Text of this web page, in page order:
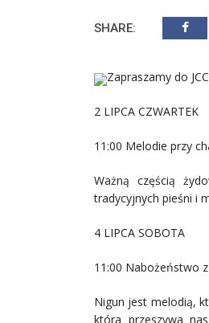
SHARE:
Zapraszamy do
2 LIPCA CZWARTEK
11:00 Melodie przy
Ważną częścią
tradycyjnych pieśni i
4 LIPCA SOBOTA
11:00 Nabożeństwo
Nigun jest melodią,
która przeszywa